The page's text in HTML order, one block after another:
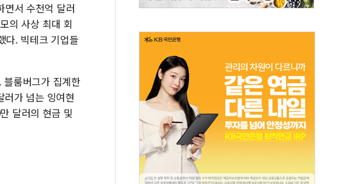
면서 수천억 달러
의 사상 최대 회
다. 빅테크 기업들
룸버그가 집계한
러가 넘는 잉여현
달러의 현금 및